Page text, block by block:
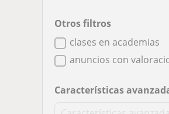
Otros filtros
clases en academias
anuncios con
Características